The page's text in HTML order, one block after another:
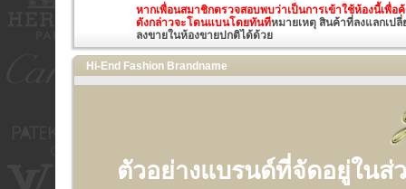
หากเพื่อนสมาชิกตรวจสอบพบว่าเป็นการเข้าใช้ห้องนี้เพื่อ
ดังกล่าวจะโดนแบนโดยทันทีหมายเหตุ สินค้าที่ลงแลกเป
ลงขายในห้องขายปกติได้ด้วย
Hi-End Fashion Brandname
ตัวอย่างแบรนด์ที่จัดอยู่ในส่